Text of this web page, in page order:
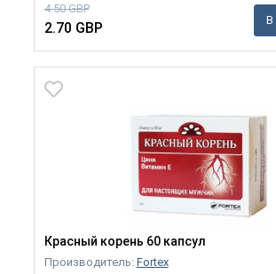
4.50 GBP
2.70 GBP В
Красный корень 60 капсул
Производитель: Fortex